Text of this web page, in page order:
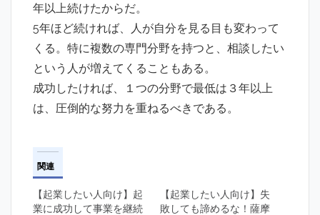
年以上続けたからだ。
5年ほど続ければ、人が自分を見る目も変わって
くる。特に複数の専門分野を持つと、相談したい
という人が増えてくることもある。
成功したければ、１つの分野で最低は３年以上
は、圧倒的な努力を重ねるべきである。
関連
【起業したい人向け】起
業に成功して事業を継続
【起業したい人向け】失
敗しても諦めるな！薩摩